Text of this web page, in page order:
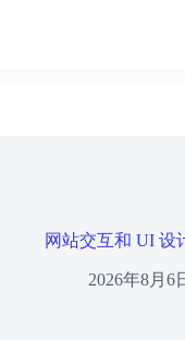
网站交互和 UI 设
2026年8月6